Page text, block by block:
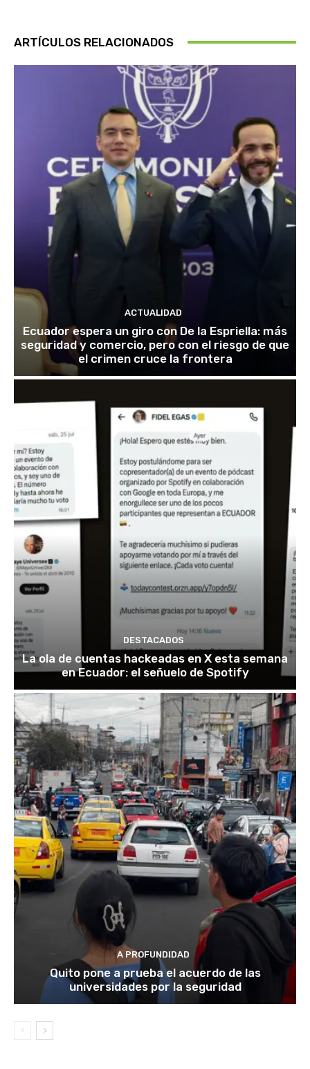
ARTÍCULOS RELACIONADOS
ACTUALIDAD
Ecuador espera un giro con De la Espriella: más
seguridad y comercio, pero con el riesgo de que
el crimen cruce la frontera
DESTACADOS
La ola de cuentas hackeadas en X esta semana
en Ecuador: el señuelo de Spotify
A PROFUNDIDAD
Quito pone a prueba el acuerdo de las
universidades por la seguridad